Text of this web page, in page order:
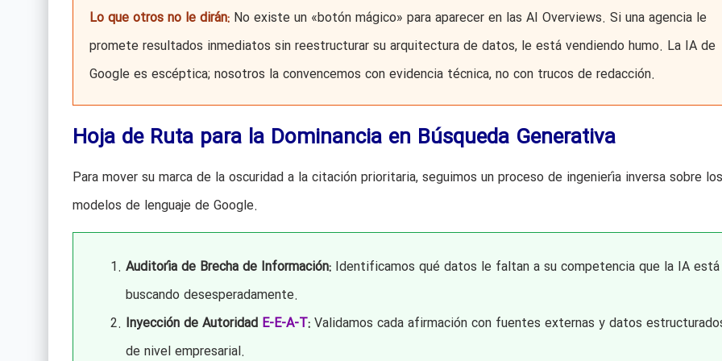
Lo que otros no le dirán:No existe un «botón mágico» para aparecer en las AI Overviews. Si una agencia le
promete resultados inmediatos sin reestructurar su arquitectura de datos, le está vendiendo humo. La IA de
Google es escéptica; nosotros la convencemos con evidencia técnica, no con trucos de redacción.
Hoja de Ruta para la Dominancia en Búsqueda Generativa
Para mover su marca de la oscuridad a la citación prioritaria, seguimos un proceso de ingeniería inversa sobre los
modelos de lenguaje de Google.
Auditoría de Brecha de Información:Identificamos qué datos le faltan a su competencia que la IA está
buscando desesperadamente.
Inyección de Autoridad E-E-A-T:Validamos cada afirmación con fuentes externas y datos
de nivel empresarial.